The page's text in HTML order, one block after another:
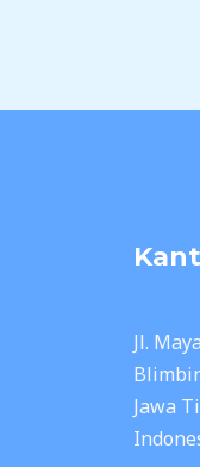
Jl.
Jawa